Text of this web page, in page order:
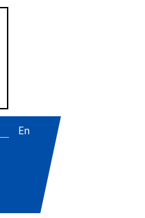
En